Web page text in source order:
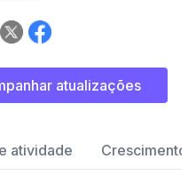
atualizações
atividade Crescimento